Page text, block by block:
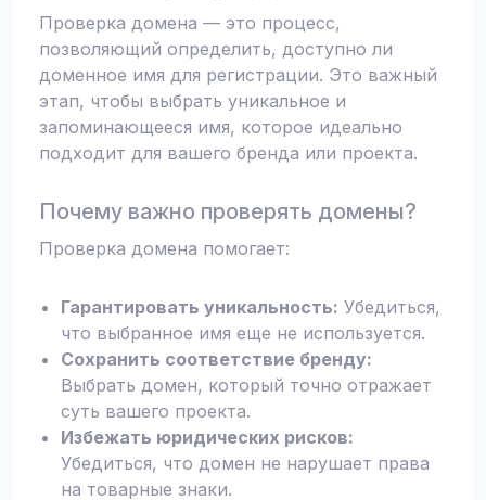
Проверка домена — это процесс,
позволяющий определить, доступно ли
доменное имя для регистрации. Это важный
этап, чтобы выбрать уникальное и
запоминающееся имя, которое идеально
подходит для вашего бренда или проекта.
Почему важно проверять домены?
Проверка домена помогает:
Гарантировать уникальность: Убедиться,
что выбранное имя еще не используется.
Сохранить соответствие бренду:
Выбрать домен, который точно отражает
суть вашего проекта.
Избежать юридических рисков:
Убедиться, что домен не нарушает права
на товарные знаки.